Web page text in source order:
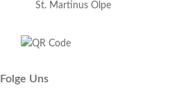
St. Martinus Olpe
Folge Uns